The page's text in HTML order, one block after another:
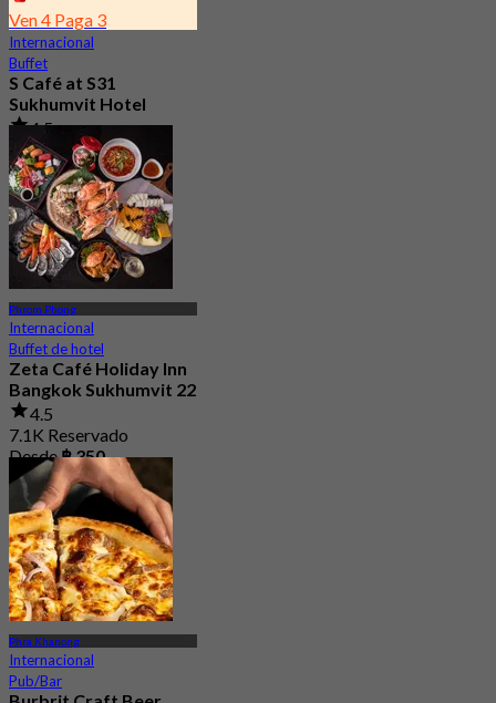
Ven 4 Paga 3
Internacional
Buffet
S Café at S31
Sukhumvit Hotel
4.5
7.9K Reservado
Desde฿ 550
Phrom Phong
Internacional
Buffet de hotel
Zeta Café Holiday Inn
Bangkok Sukhumvit 22
4.5
7.1K Reservado
Desde฿ 350
Phra Khanong
Internacional
Pub/Bar